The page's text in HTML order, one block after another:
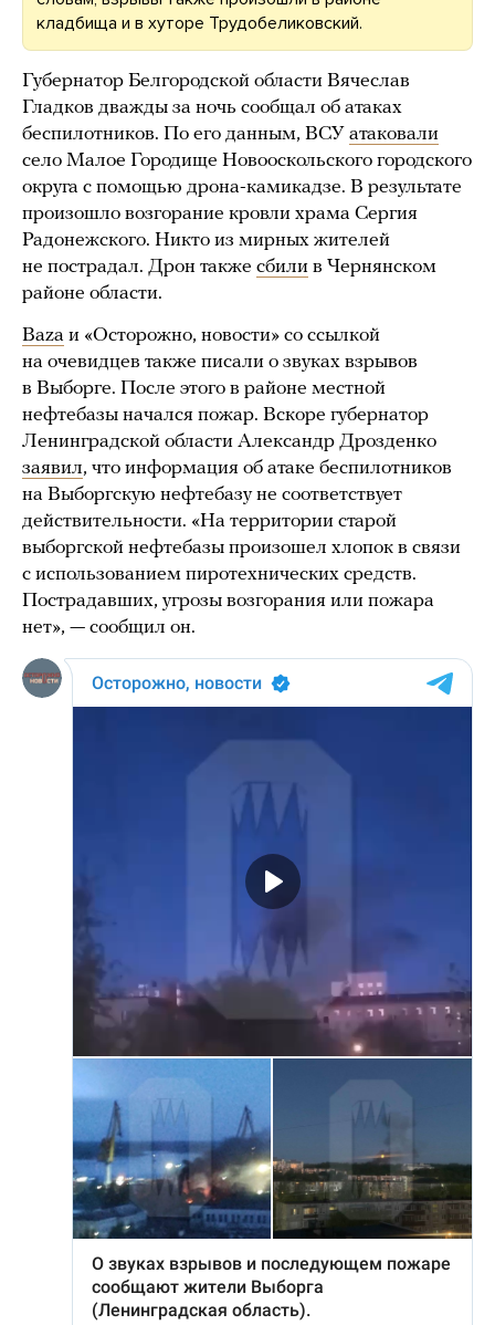
кладбища и в хуторе Трудобеликовский.
Губернатор Белгородской области Вячеслав
Гладков дважды за ночь сообщал об атаках
беспилотников. По его данным, ВСУ атаковали
село Малое Городище Новооскольского городского
округа с помощью дрона-камикадзе. В результате
произошло возгорание кровли храма Сергия
Радонежского. Никто из мирных жителей
не пострадал. Дрон также сбили в Чернянском
районе области.
Baza и «Осторожно, новости» со ссылкой
на очевидцев также писали о звуках взрывов
в Выборге. После этого в районе местной
нефтебазы начался пожар. Вскоре губернатор
Ленинградской области Александр Дрозденко
заявил, что информация об атаке беспилотников
на Выборгскую нефтебазу не соответствует
действительности. «На территории старой
выборгской нефтебазы произошел хлопок в связи
с использованием пиротехнических средств.
Пострадавших, угрозы возгорания или пожара
нет», — сообщил он.